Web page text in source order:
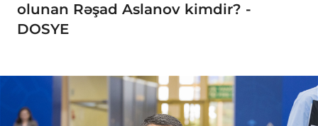
olunan Rəşad Aslanov kimdir? -
DOSYE